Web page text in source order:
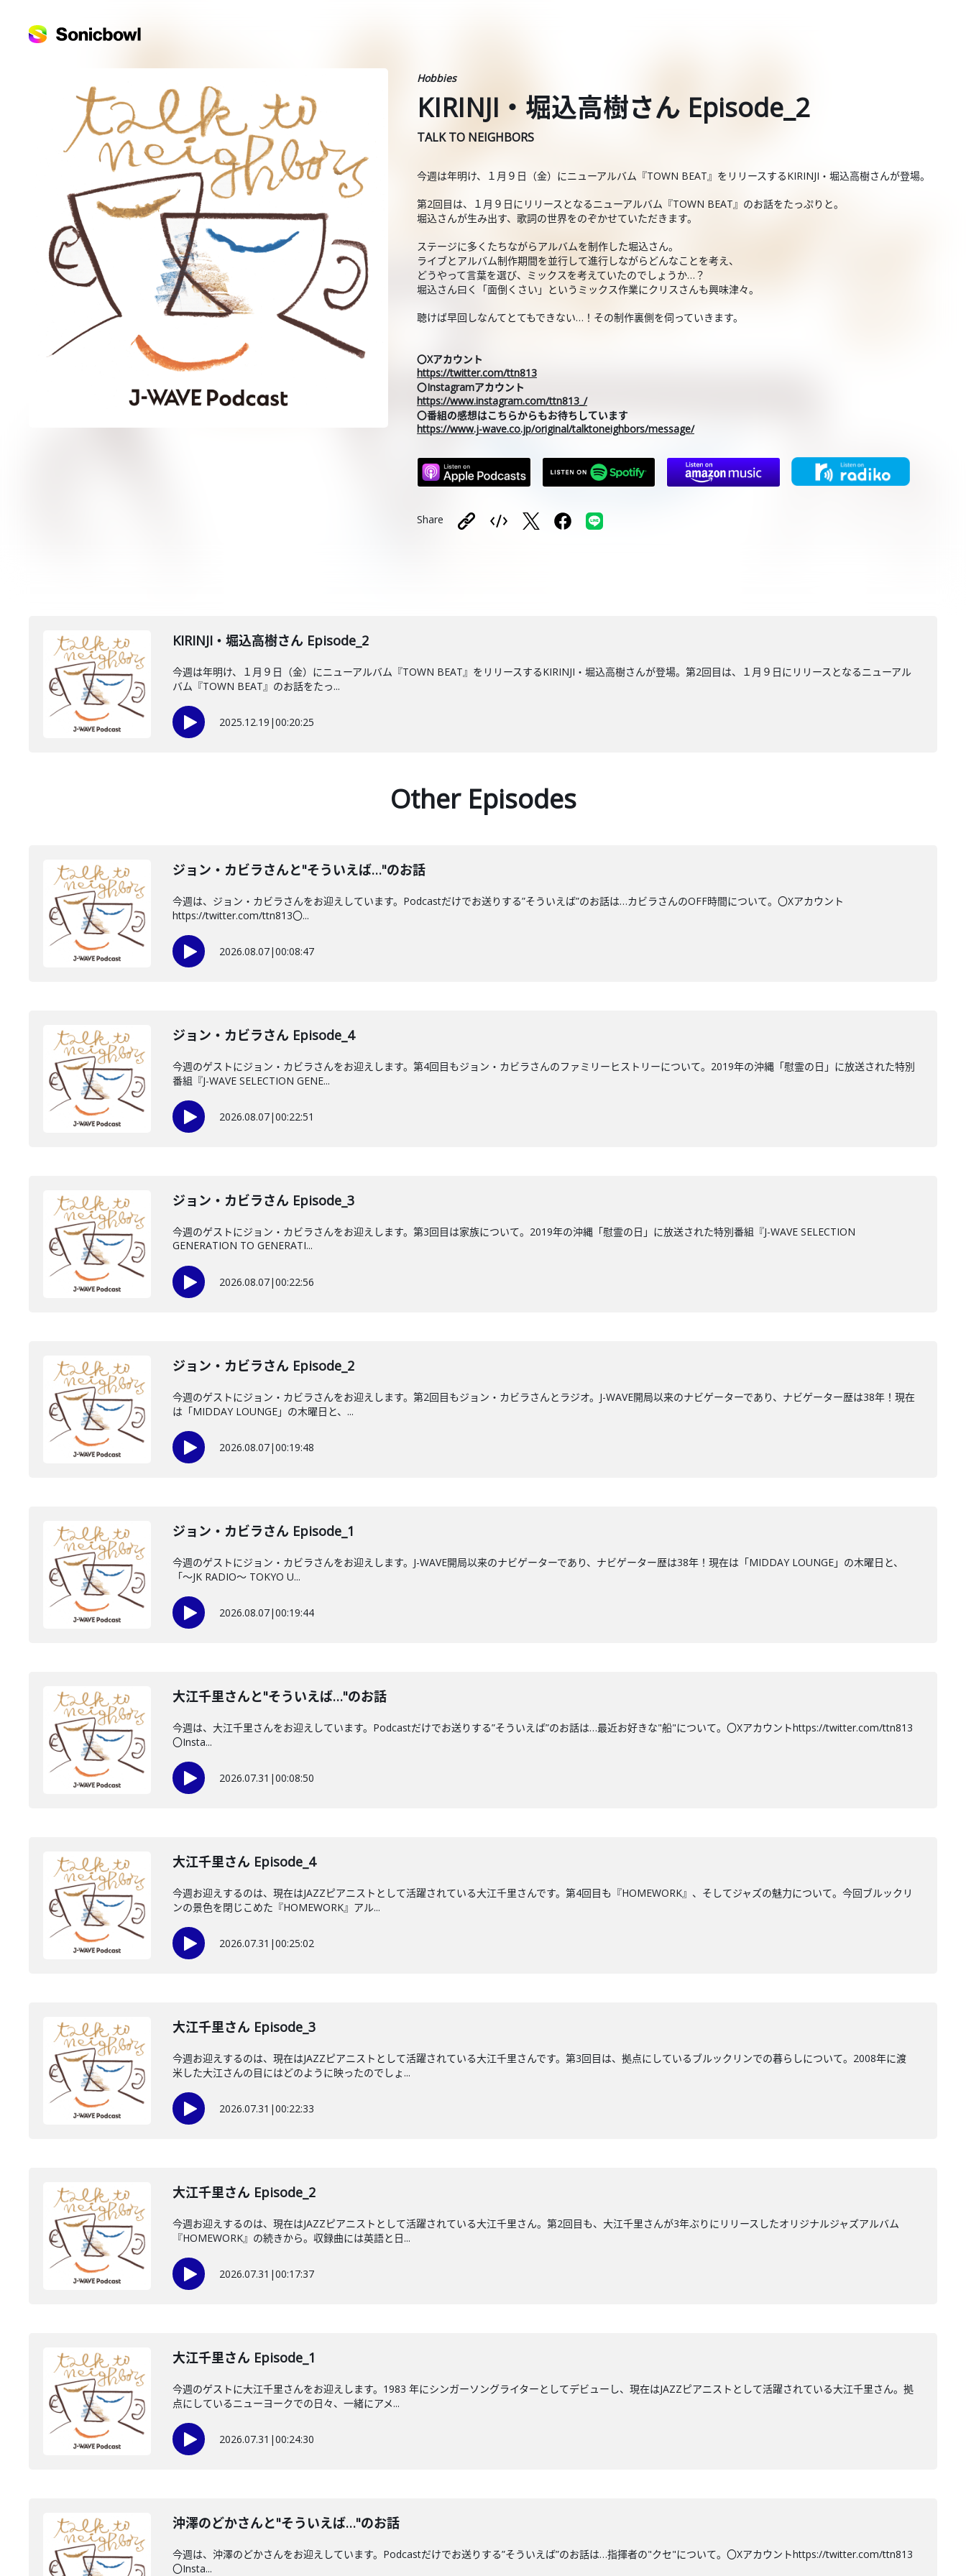
Hobbies
KIRINJI・堀込高樹さん Episode_2
TALK TO NEIGHBORS
今週は年明け、１月９日（金）にニューアルバム『TOWN BEAT』をリリースするKIRINJI・堀込高樹さんが登場。
第2回目は、１月９日にリリースとなるニューアルバム『TOWN BEAT』のお話をたっぷりと。
堀込さんが生み出す、歌詞の世界をのぞかせていただきます。
ステージに多くたちながらアルバムを制作した堀込さん。
ライブとアルバム制作期間を並行して進行しながらどんなことを考え、
どうやって言葉を選び、ミックスを考えていたのでしょうか…？
堀込さん曰く「面倒くさい」というミックス作業にクリスさんも興味津々。
聴けば早回しなんてとてもできない…！その制作裏側を伺っていきます。
〇Xアカウント
https://twitter.com/ttn813
〇Instagramアカウント
https://www.instagram.com/ttn813_/
〇番組の感想はこちらからもお待ちしています
https://www.j-wave.co.jp/original/talktoneighbors/message/
Share
KIRINJI・堀込高樹さん Episode_2
今週は年明け、１月９日（金）にニューアルバム『TOWN BEAT』をリリースするKIRINJI・堀込高樹さんが登場。第2回目は、１月９日にリリースとなるニューアル
バム『TOWN BEAT』のお話をたっ...
2025.12.19 |00:20:25
Other Episodes
ジョン・カビラさんと"そういえば…"のお話
今週は、ジョン・カビラさんをお迎えしています。Podcastだけでお送りする”そういえば”のお話は…カビラさんのOFF時間について。〇Xアカウント
https://twitter.com/ttn813〇...
2026.08.07|00:08:47
ジョン・カビラさん Episode_4
今週のゲストにジョン・カビラさんをお迎えします。第4回目もジョン・カビラさんのファミリーヒストリーについて。2019年の沖縄「慰霊の日」に放送された特別
番組『J-WAVE SELECTION GENE...
2026.08.07|00:22:51
ジョン・カビラさん Episode_3
今週のゲストにジョン・カビラさんをお迎えします。第3回目は家族について。2019年の沖縄「慰霊の日」に放送された特別番組『J-WAVE SELECTION
GENERATION TO GENERATI...
2026.08.07|00:22:56
ジョン・カビラさん Episode_2
今週のゲストにジョン・カビラさんをお迎えします。第2回目もジョン・カビラさんとラジオ。J-WAVE開局以来のナビゲーターであり、ナビゲーター歴は38年！現在
は「MIDDAY LOUNGE」の木曜日と、...
2026.08.07|00:19:48
ジョン・カビラさん Episode_1
今週のゲストにジョン・カビラさんをお迎えします。J-WAVE開局以来のナビゲーターであり、ナビゲーター歴は38年！現在は「MIDDAY LOUNGE」の木曜日と、
「〜JK RADIO〜 TOKYO U...
2026.08.07|00:19:44
大江千里さんと"そういえば…"のお話
今週は、大江千里さんをお迎えしています。Podcastだけでお送りする”そういえば”のお話は…最近お好きな"船"について。〇Xアカウントhttps://twitter.com/ttn813
〇Insta...
2026.07.31 |00:08:50
大江千里さん Episode_4
今週お迎えするのは、現在はJAZZピアニストとして活躍されている大江千里さんです。第4回目も『HOMEWORK』、そしてジャズの魅力について。今回ブルックリ
ンの景色を閉じこめた『HOMEWORK』アル...
2026.07.31 |00:25:02
大江千里さん Episode_3
今週お迎えするのは、現在はJAZZピアニストとして活躍されている大江千里さんです。第3回目は、拠点にしているブルックリンでの暮らしについて。2008年に渡
米した大江さんの目にはどのように映ったのでしょ...
2026.07.31 |00:22:33
大江千里さん Episode_2
今週お迎えするのは、現在はJAZZピアニストとして活躍されている大江千里さん。第2回目も、大江千里さんが3年ぶりにリリースしたオリジナルジャズアルバム
『HOMEWORK』の続きから。収録曲には英語と日...
2026.07.31 |00:17:37
大江千里さん Episode_1
今週のゲストに大江千里さんをお迎えします。1983 年にシンガーソングライターとしてデビューし、現在はJAZZピアニストとして活躍されている大江千里さん。拠
点にしているニューヨークでの日々、一緒にアメ...
2026.07.31 |00:24:30
沖澤のどかさんと"そういえば…"のお話
今週は、沖澤のどかさんをお迎えしています。Podcastだけでお送りする”そういえば”のお話は…指揮者の"クセ"について。〇Xアカウントhttps://twitter.com/ttn813
〇Insta...